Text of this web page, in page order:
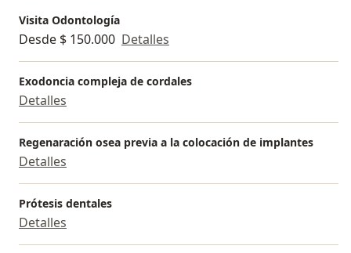
Visita Odontología
Desde $ 150.000 Detalles
Exodoncia compleja de cordales
Detalles
Regenaración osea previa a la colocación de implantes
Detalles
Prótesis dentales
Detalles